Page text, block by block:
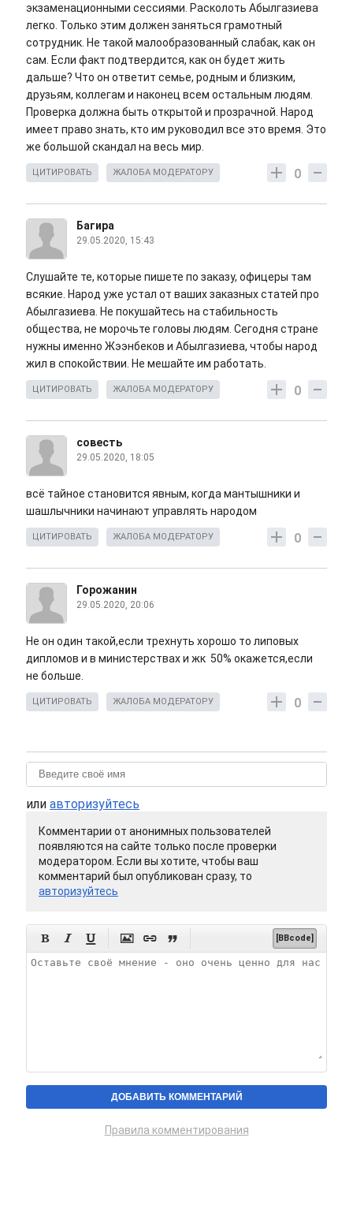
экзаменационными сессиями. Расколоть Абылгазиева
легко. Только этим должен заняться грамотный
сотрудник. Не такой малообразованный слабак, как он
сам. Если факт подтвердится, как он будет жить
дальше? Что он ответит семье, родным и близким,
друзьям, коллегам и наконец всем остальным людям.
Проверка должна быть открытой и прозрачной. Народ
имеет право знать, кто им руководил все это время. Это
же большой скандал на весь мир.
0
ЦИТИРОВАТЬ ЖАЛОБА МОДЕРАТОРУ
Багира
29.05.2020, 15:43
Слушайте те, которые пишете по заказу, офицеры там
всякие. Народ уже устал от ваших заказных статей про
Абылгазиева. Не покушайтесь на стабильность
общества, не морочьте головы людям. Сегодня стране
нужны именно Жээнбеков и Абылгазиева, чтобы народ
жил в спокойствии. Не мешайте им работать.
0
ЦИТИРОВАТЬ ЖАЛОБА МОДЕРАТОРУ
совесть
29.05.2020, 18:05
всё тайное становится явным, когда мантышники и
шашлычники начинают управлять народом
0
ЦИТИРОВАТЬ ЖАЛОБА МОДЕРАТОРУ
Горожанин
29.05.2020, 20:06
Не он один такой,если трехнуть хорошо то липовых
дипломов и в министерствах и жк 50% окажется,если
не больше.
0
ЦИТИРОВАТЬ ЖАЛОБА МОДЕРАТОРУ
или авторизуйтесь
Комментарии от анонимных пользователей
появляются на сайте только после проверки
модератором. Если вы хотите, чтобы ваш
комментарий был опубликован сразу, то
авторизуйтесь
      [BBcode]
Правила комментирования